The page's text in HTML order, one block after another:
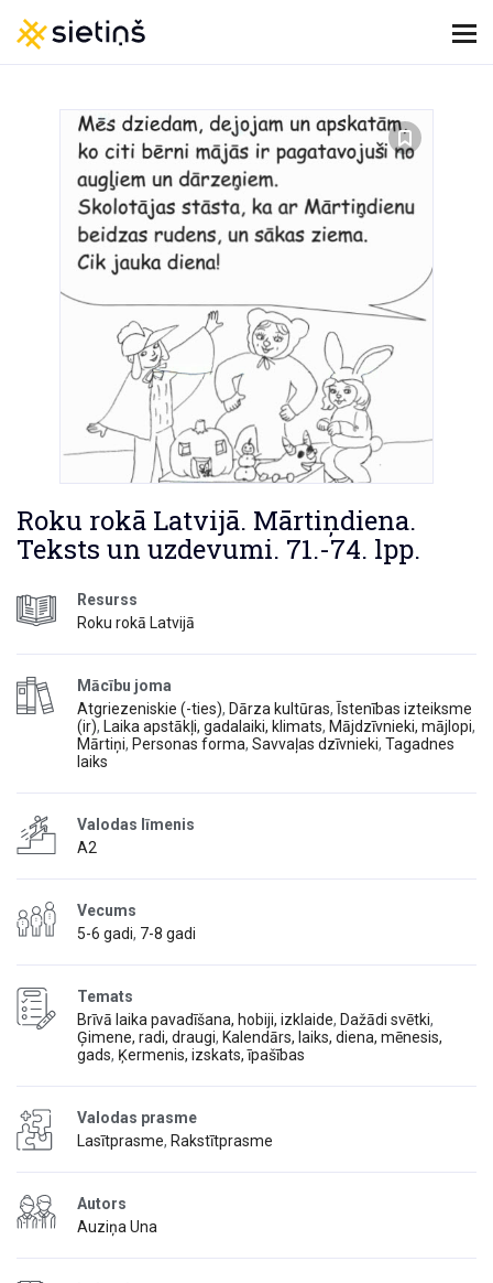
Roku rokā Latvijā. Mārtiņdiena.
Teksts un uzdevumi. 71.-74. lpp.
Resurss
Roku rokā Latvijā
Mācību joma
Atgriezeniskie (-ties), Dārza kultūras, Īstenības izteiksme
(ir), Laika apstākļi, gadalaiki, klimats, Mājdzīvnieki, mājlopi,
Mārtiņi, Personas forma, Savvaļas dzīvnieki, Tagadnes
laiks
Valodas līmenis
A2
Vecums
5-6 gadi, 7-8 gadi
Temats
Brīvā laika pavadīšana, hobiji, izklaide, Dažādi svētki,
Ģimene, radi, draugi, Kalendārs, laiks, diena, mēnesis,
gads, Ķermenis, izskats, īpašības
Valodas prasme
Lasītprasme, Rakstītprasme
Autors
Auziņa Una